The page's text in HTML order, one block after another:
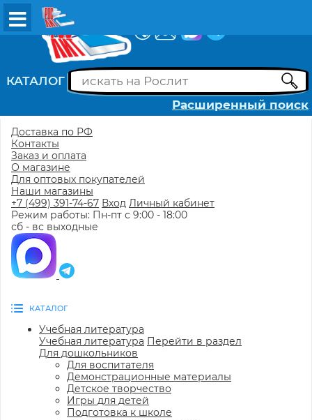
КАТАЛОГ
Расширенный поиск
Доставка по РФ
Контакты
Заказ и оплата
О магазине
Для оптовых покупателей
Наши магазины
+7 (499) 391-74-67 Вход Личный кабинет
Режим работы: Пн-пт с 9:00 - 18:00
сб - вс выходные
КАТАЛОГ
Учебная литература
Учебная литература Перейти в раздел
Для дошкольников
Для воспитателя
Демонстрационные материалы
Детское творчество
Игры для детей
Подготовка к школе